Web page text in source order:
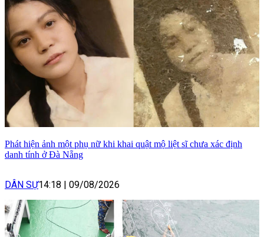
Phát hiện ảnh một phụ nữ khi khai quật mộ liệt sĩ chưa xác định
danh tính ở Đà Nẵng
DÂN SỰ14:18 09/08/2026